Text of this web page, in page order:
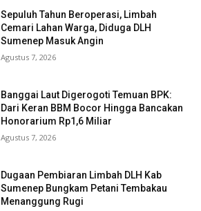
Sepuluh Tahun Beroperasi, Limbah
Cemari Lahan Warga, Diduga DLH
Sumenep Masuk Angin
Agustus 7, 2026
Banggai Laut Digerogoti Temuan BPK:
Dari Keran BBM Bocor Hingga Bancakan
Honorarium Rp1,6 Miliar
Agustus 7, 2026
Dugaan Pembiaran Limbah DLH Kab
Sumenep Bungkam Petani Tembakau
Menanggung Rugi